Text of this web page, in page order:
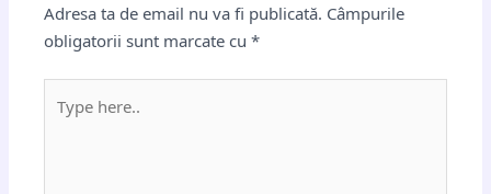
Adresa ta de email nu va fi publicată. Câmpurile
obligatorii sunt marcate cu*
here..